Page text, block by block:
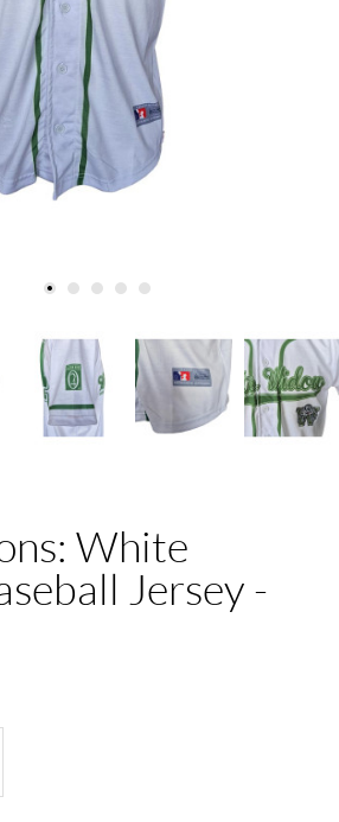
White
Jersey -